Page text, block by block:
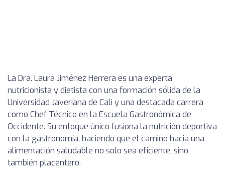
La Dra. Laura Jiménez Herrera es una experta
nutricionista y dietista con una formación sólida de la
Universidad Javeriana de Cali y una destacada carrera
como Chef Técnico en la Escuela Gastronómica de
Occidente. Su enfoque único fusiona la nutrición deportiva
con la gastronomía, haciendo que el camino hacia una
alimentación saludable no solo sea eficiente, sino
también placentero.